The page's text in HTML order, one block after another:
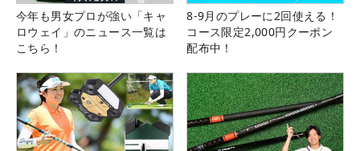
今年も男女プロが強い「キャ
ロウェイ」のニュース一覧は
こちら！
8-9月のプレーに2回使える！
コース限定2,000円クーポン
配布中！